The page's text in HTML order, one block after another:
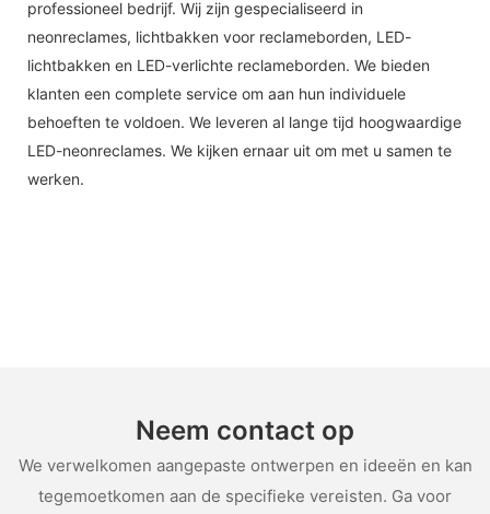
professioneel bedrijf. Wij zijn gespecialiseerd in
neonreclames, lichtbakken voor reclameborden, LED-
lichtbakken en LED-verlichte reclameborden. We bieden
klanten een complete service om aan hun individuele
behoeften te voldoen. We leveren al lange tijd hoogwaardige
LED-neonreclames. We kijken ernaar uit om met u samen te
werken.
Neem contact op
We verwelkomen aangepaste ontwerpen en ideeën en kan
tegemoetkomen aan de specifieke vereisten. Ga voor